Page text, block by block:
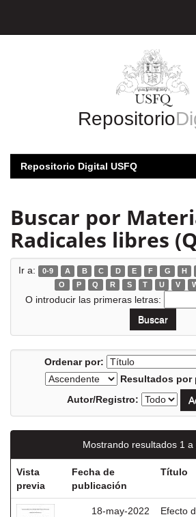
Repositorio
Repositorio Digital USFQ
Buscar por
Radicales libres
Ir a: 0-9 A B C D E F G H
O
P Q R S T U V
O introducir las primeras letras:
Ordenar por:
Resultados por
Autor/Registro:
Mostrando resultados 1 a
Vista
previa
Fecha de
publicación
Título
18-may-2022
Efecto